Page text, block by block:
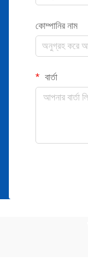
কোম্পানির নাম
বার্তা